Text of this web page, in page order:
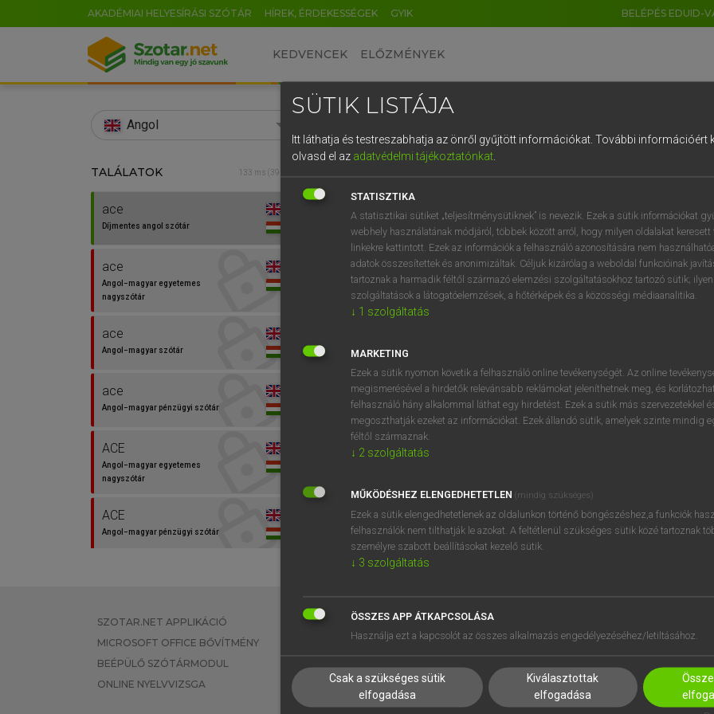
AKADÉMIAI HELYESÍRÁSI SZÓTÁR HÍREK, ÉRDEKESSÉGEK GYIK BELÉPÉS EDUID-
KEDVENCEK ELŐZMÉNYEK
Angol
TALÁLATOK 133 ms (39 db)
ace
Díjmentes angol szótár
ace
Angol−magyar egyetemes
nagyszótár
ace
Angol−magyar szótár
ace
Angol−magyar pénzügyi szótár
ACE
Angol−magyar egyetemes
nagyszótár
ACE
Angol−magyar pénzügyi szótár
Action communautaire
de coopération dans le
domaine de la science
économique
Díjmentes angol szótár
mn
menő
sztár
ász
fn
ász
sztár
nagyágyú
penge
disznó
ige ászt szervál/üt
SZOTAR.NET APPLIKÁCIÓ
MICROSOFT OFFICE BŐVÍTMÉNY
BEÉPÜLŐ SZÓTÁRMODUL
ONLINE NYELVVIZSGA
EGYÉNI FELHASZNÁLÓKNAK
TANULÓKNAK
VÁLLALATI MEGOLDÁSOK
SÚGÓ
RÓLUNK
SÜTI BEÁLLÍTÁSOK
SÜTIK LISTÁJA
Itt láthatja és testreszabhatja az önről gyűjtött információkat. További információért
olvasd el az adatvédelmi tájékoztatónkat.
STATISZTIKA
A statisztikai sütiket „teljesítménysütiknek” is nevezik. Ezek a sütik információkat
webhely használatának módjáról, többek között arról, hogy milyen oldalakat keresett
linkekre kattintott. Ezek az információk a felhasználó azonosítására nem
adatok összesítettek és anonimizáltak. Céljuk kizárólag a weboldal funkcióinak
tartoznak a harmadik féltől származó elemzési szolgáltatásokhoz tartozó sütik;
szolgáltatások a látogatóelemzések, a hőtérképek és a közösségi médiaanalitika.
↓ 1 szolgáltatás
MARKETING
Ezek a sütik nyomon követik a felhasználó online tevékenységét. Az online
megismerésével a hirdetők relevánsabb reklámokat jeleníthetnek meg, és
felhasználó hány alkalommal láthat egy hirdetést. Ezek a sütik más szervezetekkel
megoszthatják ezeket az információkat. Ezek állandó sütik, amelyek szinte mindig
féltől származnak.
↓ 2 szolgáltatás
MŰKÖDÉSHEZ ELENGEDHETETLEN (mindig szükséges)
Ezek a sütik elengedhetetlenek az oldalunkon történő böngészéshez,a funkciók
felhasználók nem tilthatják le azokat. A feltétlenül szükséges sütik közé tartoznak
személyre szabott beállításokat kezelő sütik.
↓ 3 szolgáltatás
ÖSSZES APP ÁTKAPCSOLÁSA
Használja ezt a kapcsolót az összes alkalmazás engedélyezéséhez/letiltásához.
Csak a szükséges sütik
elfogadása
Kiválasztottak
elfogadása
EN HU DE CN FR ES IT NL
0 1 2 3 4 5 6 7 8 9
q w e r t z u i
a s d f g h j k l é
í y x c v b n m , .